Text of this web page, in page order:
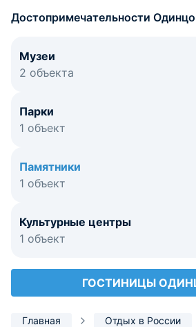
славного подмосковного городка.
Достопримечательности
Музеи
2 объекта
Парки
1 объект
Памятники
1 объект
Культурные центры
1 объект
ГОСТИНИЦЫ
Главная Отдых в России